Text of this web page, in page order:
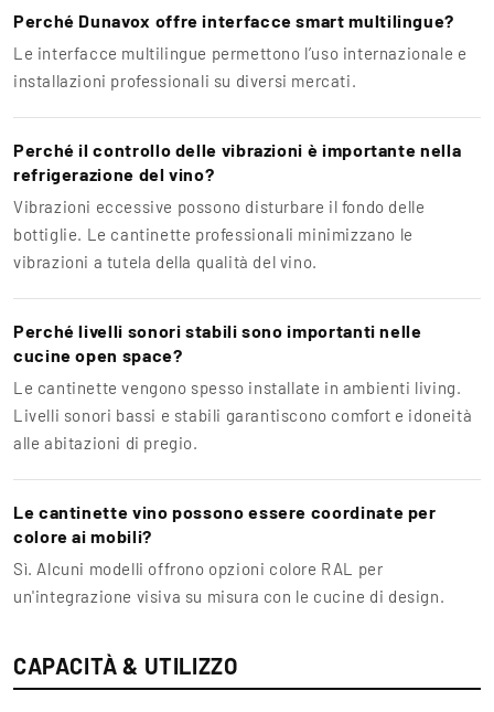
Perché Dunavox offre interfacce smart multilingue?
Le interfacce multilingue permettono l’uso internazionale e
installazioni professionali su diversi mercati.
Perché il controllo delle vibrazioni è importante nella
refrigerazione del vino?
Vibrazioni eccessive possono disturbare il fondo delle
bottiglie. Le cantinette professionali minimizzano le
vibrazioni a tutela della qualità del vino.
Perché livelli sonori stabili sono importanti nelle
cucine open space?
Le cantinette vengono spesso installate in ambienti living.
Livelli sonori bassi e stabili garantiscono comfort e idoneità
alle abitazioni di pregio.
Le cantinette vino possono essere coordinate per
colore ai mobili?
Sì. Alcuni modelli offrono opzioni colore RAL per
un'integrazione visiva su misura con le cucine di design.
CAPACITÀ & UTILIZZO